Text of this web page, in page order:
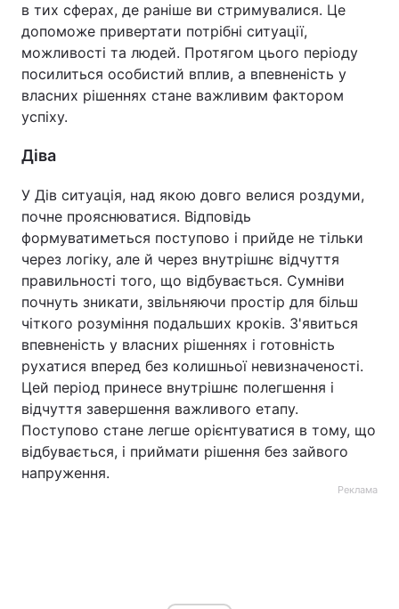
в тих сферах, де раніше ви стримувалися. Це
допоможе привертати потрібні ситуації,
можливості та людей. Протягом цього періоду
посилиться особистий вплив, а впевненість у
власних рішеннях стане важливим фактором
успіху.
Діва
У Дів ситуація, над якою довго велися роздуми,
почне прояснюватися. Відповідь
формуватиметься поступово і прийде не тільки
через логіку, але й через внутрішнє відчуття
правильності того, що відбувається. Сумніви
почнуть зникати, звільняючи простір для більш
чіткого розуміння подальших кроків. З'явиться
впевненість у власних рішеннях і готовність
рухатися вперед без колишньої невизначеності.
Цей період принесе внутрішнє полегшення і
відчуття завершення важливого етапу.
Поступово стане легше орієнтуватися в тому, що
відбувається, і приймати рішення без зайвого
напруження.
Реклама